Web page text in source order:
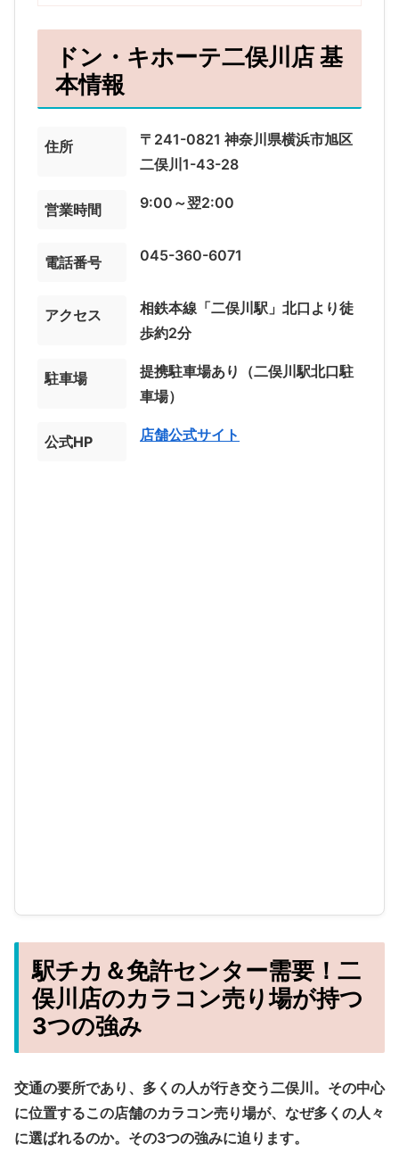
ドン・キホーテ二俣川店 基
本情報
住所
〒241-0821 神奈川県横浜市旭区
二俣川1-43-28
営業時間 9:00～翌2:00
電話番号 045-360-6071
アクセス
相鉄本線「二俣川駅」北口より徒
歩約2分
駐車場
提携駐車場あり（二俣川駅北口駐
車場）
公式HP 店舗公式サイト
駅チカ＆免許センター需要！二
俣川店のカラコン売り場が持つ
3つの強み
交通の要所であり、多くの人が行き交う二俣川。その中心
に位置するこの店舗のカラコン売り場が、なぜ多くの人々
に選ばれるのか。その3つの強みに迫ります。